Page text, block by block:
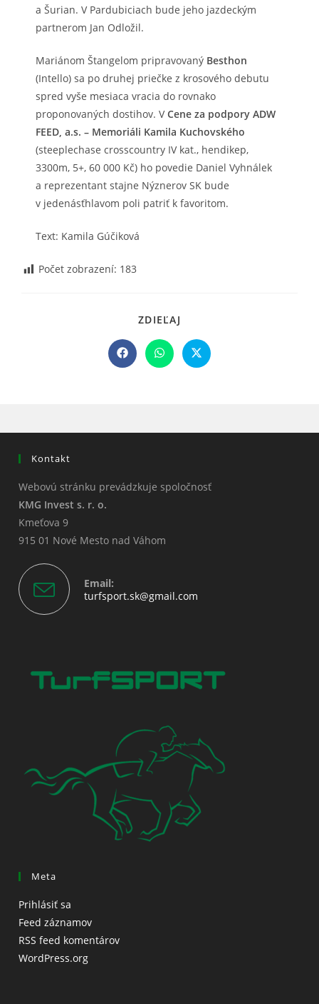
a Šurian. V Pardubiciach bude jeho jazdeckým
partnerom Jan Odložil.
Mariánom Štangelom pripravovaný Besthon
(Intello) sa po druhej priečke z krosového debutu
spred vyše mesiaca vracia do rovnako
proponovaných dostihov. VCene za podpory ADW
FEED, a.s. – Memoriáli Kamila Kuchovského
(steeplechase crosscountry IV kat., hendikep,
3300m, 5+, 60 000 Kč) ho povedie Daniel Vyhnálek
a reprezentant stajne Nýznerov SK bude
v jedenásťhlavom poli patriť k favoritom.
Text: Kamila Gúčiková
Počet zobrazení: 183
ZDIEĽAJ
CONTENT
Opens
in
Opens
in
Opens
in
Kontakt
Webovú stránku prevádzkuje spoločnosť
KMG Invest s. r. o.
Kmeťova 9
915 01 Nové Mesto nad Váhom
Email:
turfsport.sk@gmail.com
Meta
Prihlásiť sa
Feed záznamov
RSS feed komentárov
WordPress.org